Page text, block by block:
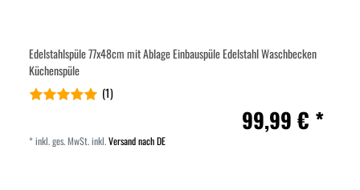
Edelstahlspüle 77x48cm mit Ablage Einbauspüle Edelstahl Waschbecken
Küchenspüle
(1)
99,99 € *
*inkl. ges. MwSt.inkl.Versand nach DE